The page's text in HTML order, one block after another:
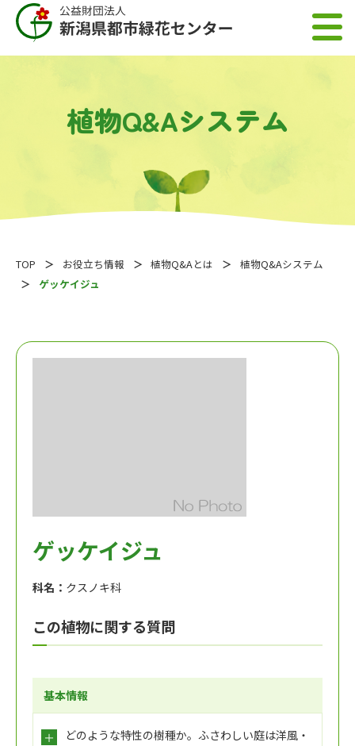
植物Q&Aシステム
TOP お役立ち情報 植物Q&Aとは
植物Q&Aシステム
ゲッケイジュ
ゲッケイジュ
科名： クスノキ科
この植物に関する質問
基本情報
どのような特性の樹種か。ふさわしい庭は洋風・